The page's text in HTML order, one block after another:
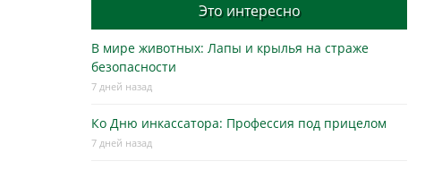
Это интересно
В мире животных: Лапы и крылья на страже
безопасности
7 дней назад
Ко Дню инкассатора: Профессия под прицелом
7 дней назад